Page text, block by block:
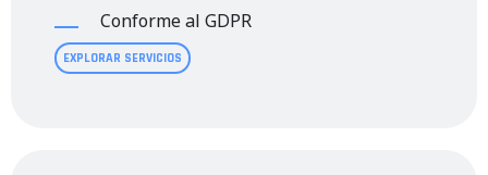
Conforme al GDPR
EXPLORAR SERVICIOS